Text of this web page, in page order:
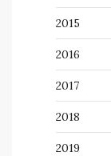
2015
2016
2017
2018
2019